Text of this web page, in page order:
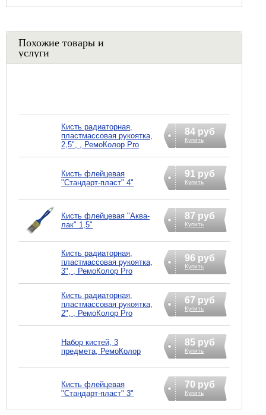
Похожие товары и
услуги
Кисть радиаторная,
пластмассовая рукоятка,
2,5", , РемоКолор Pro
84 руб
Купить
Кисть флейцевая
"Стандарт-пласт" 4"
91 руб
Купить
Кисть флейцевая "Аква-
лак" 1,5"
87 руб
Купить
Кисть радиаторная,
пластмассовая рукоятка,
3", , РемоКолор Pro
96 руб
Купить
Кисть радиаторная,
пластмассовая рукоятка,
2", , РемоКолор Pro
67 руб
Купить
Набор кистей, 3
предмета, РемоКолор
85 руб
Купить
Кисть флейцевая
"Стандарт-пласт" 3"
70 руб
Купить